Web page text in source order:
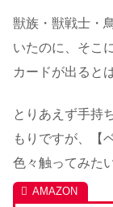
獣族・獣戦士・
いたのに、そこ
カードが出ると
とりあえず手持
もりですが、【
色々触ってみた